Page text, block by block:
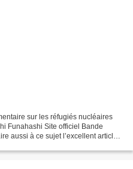
sur les réfugiés nucléaires
Funahashi Site officiel Bande
aussi à ce sujet l’excellent article